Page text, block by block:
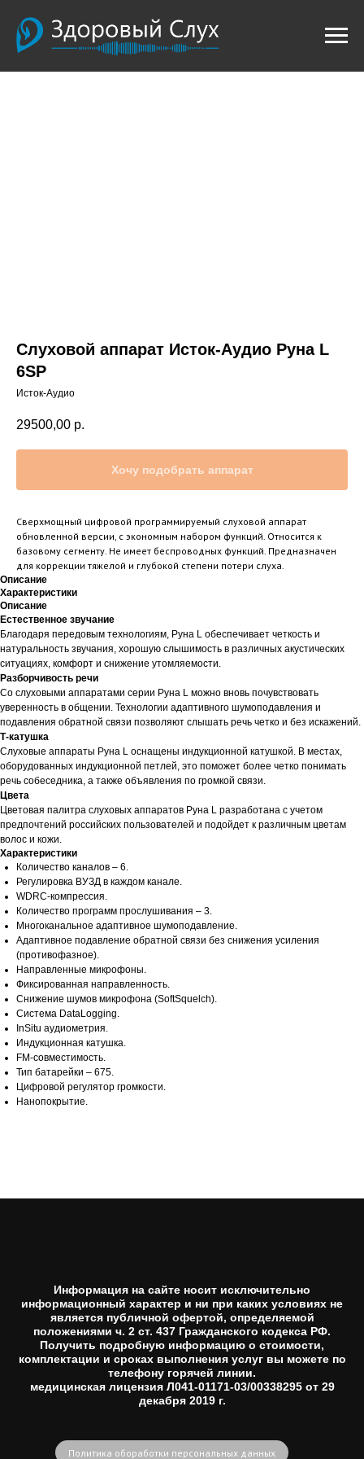
Слуховой аппарат Исток-Аудио Руна L
6SP
Исток-Аудио
29500,00 р.
Хочу подобрать аппарат
Сверхмощный цифровой программируемый слуховой аппарат
обновленной версии, с экономным набором функций. Относится к
базовому сегменту. Не имеет беспроводных функций. Предназначен
для коррекции тяжелой и глубокой степени потери слуха.
Описание
Характеристики
Описание
Естественное звучание
Благодаря передовым технологиям, Руна L обеспечивает четкость и
натуральность звучания, хорошую слышимость в различных акустических
ситуациях, комфорт и снижение утомляемости.
Разборчивость речи
Со слуховыми аппаратами серии Руна L можно вновь почувствовать
уверенность в общении. Технологии адаптивного шумоподавления и
подавления обратной связи позволяют слышать речь четко и без искажений.
Т-катушка
Слуховые аппараты Руна L оснащены индукционной катушкой. В местах,
оборудованных индукционной петлей, это поможет более четко понимать
речь собеседника, а также объявления по громкой связи.
Цвета
Цветовая палитра слуховых аппаратов Руна L разработана с учетом
предпочтений российских пользователей и подойдет к различным цветам
волос и кожи.
Характеристики
Количество каналов – 6.
Регулировка ВУЗД в каждом канале.
WDRC-компрессия.
Количество программ прослушивания – 3.
Многоканальное адаптивное шумоподавление.
Адаптивное подавление обратной связи без снижения усиления
(противофазное).
Направленные микрофоны.
Фиксированная направленность.
Снижение шумов микрофона (SoftSquelch).
Система DataLogging.
InSitu аудиометрия.
Индукционная катушка.
FM-совместимость.
Тип батарейки – 675.
Цифровой регулятор громкости.
Нанопокрытие.
Информация на сайте носит исключительно
информационный характер и ни при каких условиях не
является публичной офертой, определяемой
положениями ч. 2 ст. 437 Гражданского кодекса РФ.
Получить подробную информацию о стоимости,
комплектации и сроках выполнения услуг вы можете по
телефону горячей линии.
медицинская лицензия Л041-01171-03/00338295 от 29
декабря 2019 г.
Политика обоработки персональных данных